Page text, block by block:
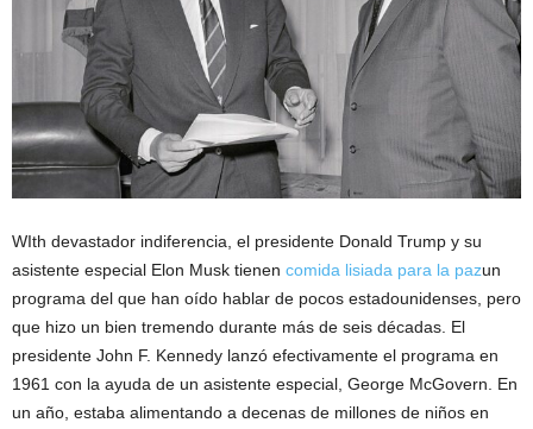
WIth devastador indiferencia, el presidente Donald Trump y su
asistente especial Elon Musk tienen comida lisiada para la pazun
programa del que han oído hablar de pocos estadounidenses, pero
que hizo un bien tremendo durante más de seis décadas. El
presidente John F. Kennedy lanzó efectivamente el programa en
1961 con la ayuda de un asistente especial, George McGovern. En
un año, estaba alimentando a decenas de millones de niños en